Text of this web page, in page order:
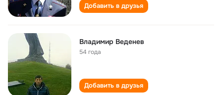
Добавить в друзья
Владимир Веденев
54 года
Добавить в друзья